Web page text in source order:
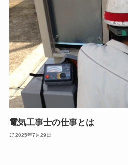
電気工事士の仕事とは
2025年7月29日